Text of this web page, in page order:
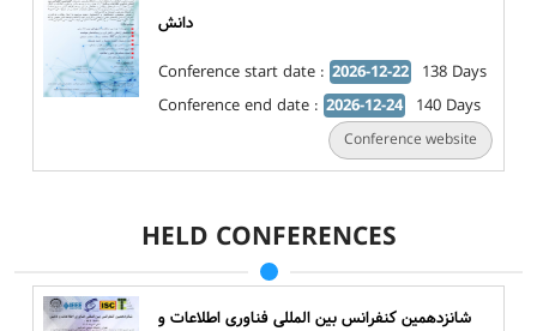
دانش
Conference start date : 2026-12-22 138 Days
Conference end date : 2026-12-24 140 Days
Conference website
HELD CONFERENCES
شانزدهمین کنفرانس بین المللی فناوری اطلاعات و